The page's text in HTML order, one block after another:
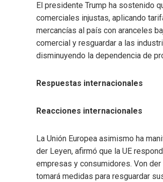
El presidente Trump ha sostenido
comerciales injustas, aplicando
mercancías al país con aranceles
comercial y resguardar a las
disminuyendo la dependencia de
Respuestas internacionales
Reacciones internacionales
La Unión Europea asimismo ha
der Leyen, afirmó que la UE
empresas y consumidores. Von
tomará medidas para resguardar